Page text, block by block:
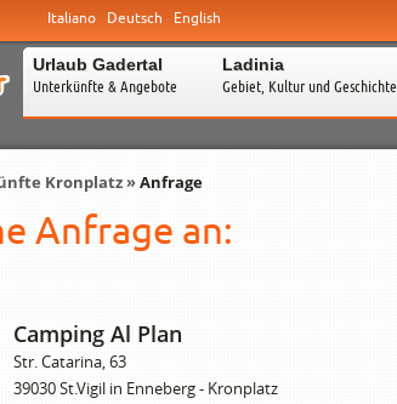
Italiano Deutsch English
Urlaub Gadertal
Unterkünfte & Angebote
Ladinia
Gebiet, Kultur und Geschichte
Kronplatz»Anfrage
Anfrage an:
Camping Al Plan
Str. Catarina, 63
39030 St.Vigil in Enneberg - Kronplatz